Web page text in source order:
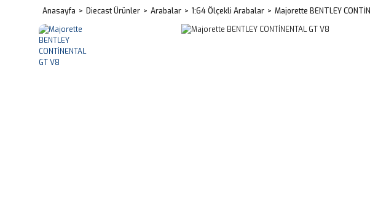
Anasayfa Diecast Ürünler Arabalar 1:64 Ölçekli Arabalar Majorette BENTLEY